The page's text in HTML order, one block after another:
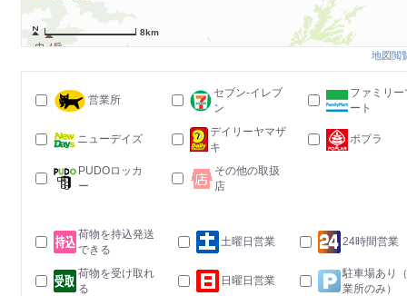
8km
地図閲
営業所
セブン-イレブ
ン
ファミリー
ート
ニューデイズ
デイリーヤマザ
キ
ポプラ
PUDOロッカ
ー
その他の取扱
店
荷物を持込発送
できる
土曜日営業 24時間営業
荷物を受け取れ
る
日曜日営業
駐車場あり
業所のみ）